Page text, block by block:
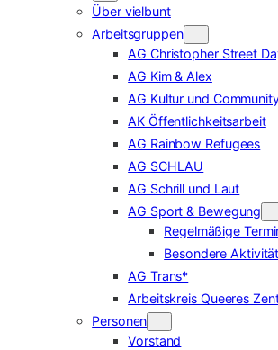
Über vielbunt
Arbeitsgruppen
AG Christopher Street
AG Kim & Alex
AG Kultur und
AK Öffentlichkeitsarbeit
AG Rainbow Refugees
AG SCHLAU
AG Schrill und Laut
AG Sport & Bewegung
Regelmäßige
Besondere
AG Trans*
Arbeitskreis Queeres
Personen
Vorstand